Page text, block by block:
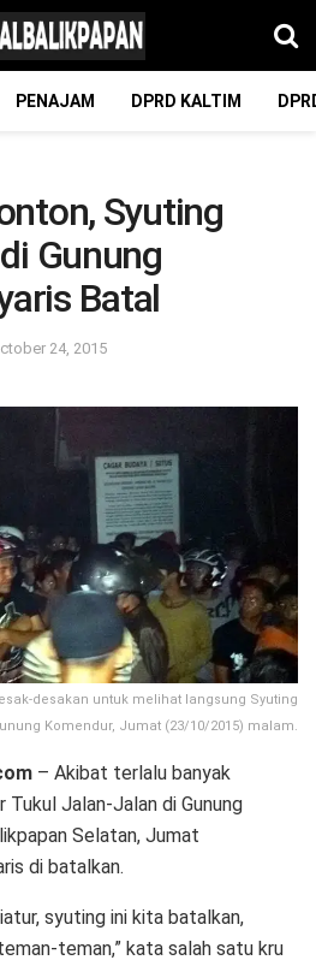
PENAJAM DPRD KALTIM
Syuting
Gunung
Batal
24, 2015
desakan untuk melihat langsung Syuting
Komendur, Jumat (23/10/2015) malam.
– Akibat terlalu banyak
Jalan-Jalan di Gunung
Selatan, Jumat
di batalkan.
syuting ini kita batalkan,
teman,” kata salah satu kru